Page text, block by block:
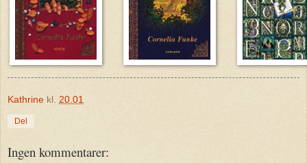
Kathrine kl. 20.01
Del
Ingen kommentarer: